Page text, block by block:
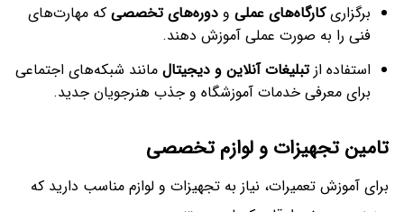
برگزاریکارگاه‌های عملی و دوره‌های تخصصی که مهارت‌های
فنی را به صورت عملی آموزش دهند.
استفاده ازتبلیغات آنلاین و دیجیتال مانند شبکه‌های اجتماعی
برای معرفی خدمات آموزشگاه و جذب هنرجویان جدید.
تامین تجهیزات و لوازم تخصصی
برای آموزش تعمیرات، نیاز به تجهیزات و لوازم مناسب دارید که